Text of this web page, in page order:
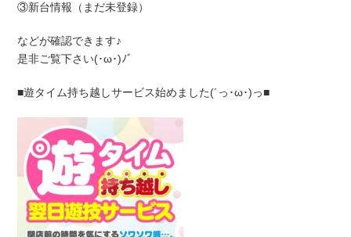
③新台情報（まだ未登録）
などが確認できます♪
是非ご覧下さい(･ω･)ﾉﾞ
■遊タイム持ち越しサービス始めました(´っ･ω･)っ■